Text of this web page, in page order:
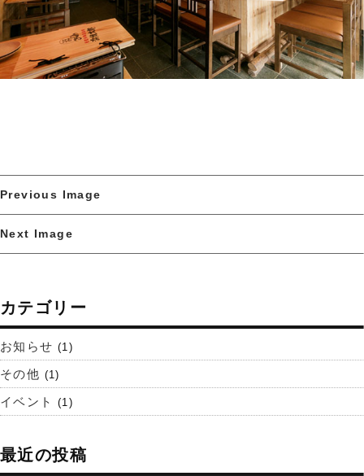
Previous Image
Next Image
カテゴリー
お知らせ (1)
その他 (1)
イベント (1)
最近の投稿